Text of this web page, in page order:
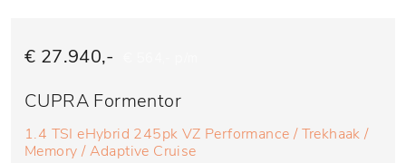
€ 27.940,-
CUPRA Formentor
1.4 TSI eHybrid 245pk VZ Performance / Trekhaak /
Memory / Adaptive Cruise